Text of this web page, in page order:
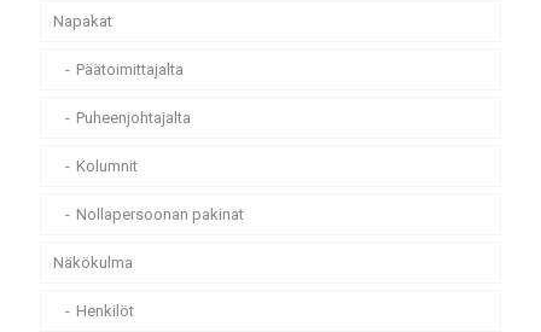
Napakat
Päätoimittajalta
Puheenjohtajalta
Kolumnit
Nollapersoonan pakinat
Näkökulma
Henkilöt